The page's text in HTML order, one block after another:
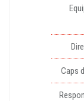
Caps